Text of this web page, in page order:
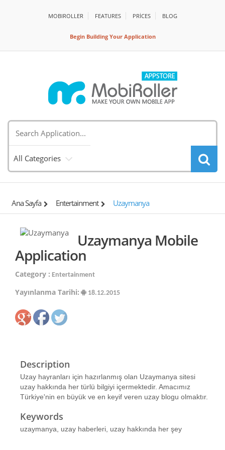
MOBIROLLER FEATURES PRİCES BLOG
Begin Building Your Application
All Categories
Ana Sayfa Entertainment Uzaymanya
Uzaymanya Mobile
Application
Category : Entertainment
Yayınlanma Tarihi: 18.12.2015
Description
Uzay hayranları için hazırlanmış olan Uzaymanya sitesi
uzay hakkında her türlü bilgiyi içermektedir. Amacımız
Türkiye'nin en büyük ve en keyif veren uzay blogu olmaktır.
Keywords
uzaymanya, uzay haberleri, uzay hakkında her şey